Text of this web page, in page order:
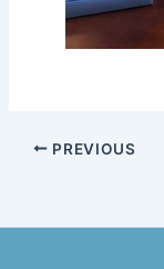
PREVIOUS